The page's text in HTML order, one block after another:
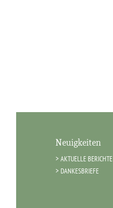
Neuigkeiten
AKTUELLE BERICHTE
DANKESBRIEFE